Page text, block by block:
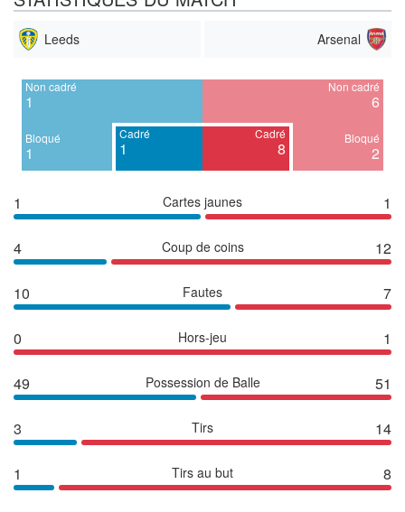
Leeds Arsenal
Non cadré
1
Bloqué
1
Cadré
1
Cadré
8
Non cadré
6
Bloqué
2
1 Cartes jaunes 1
4 Coup de coins 12
10 Fautes 7
0 Hors-jeu 1
49 Possession de Balle 51
3 Tirs 14
1 Tirs au but 8